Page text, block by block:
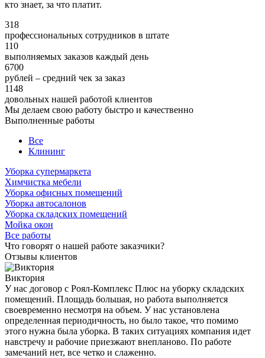
кто знает, за что платит.
318
профессиональных сотрудников в штате
110
выполняемых заказов каждый день
6700
рублей – средний чек за заказ
1148
довольных нашей работой клиентов
Мы делаем свою работу быстро и качественно
Выполненные работы
Все
Клининг
Уборка супермаркета
Химчистка мебели
Уборка офисных помещений
Уборка автосалонов
Уборка складских помещений
Мойка окон
Все работы
Что говорят о нашей работе заказчики?
Отзывы клиентов
Виктория
У нас договор с Роял-Комплекс Плюс на уборку складских
помещений. Площадь большая, но работа выполняется
своевременно несмотря на объем. У нас установлена
определенная периодичность, но было такое, что помимо
этого нужна была уборка. В таких ситуациях компания идет
навстречу и рабочие приезжают внепланово. По работе
замечаний нет, все четко и слаженно.